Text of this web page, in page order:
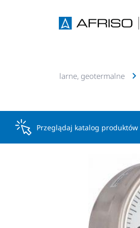
c.o., c.w.u, solarne, geotermalne
Przeglądaj katalog produktów